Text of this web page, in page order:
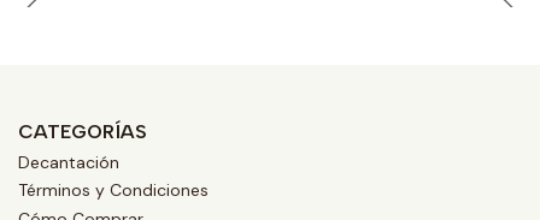
CATEGORÍAS
Decantación
Términos y Condiciones